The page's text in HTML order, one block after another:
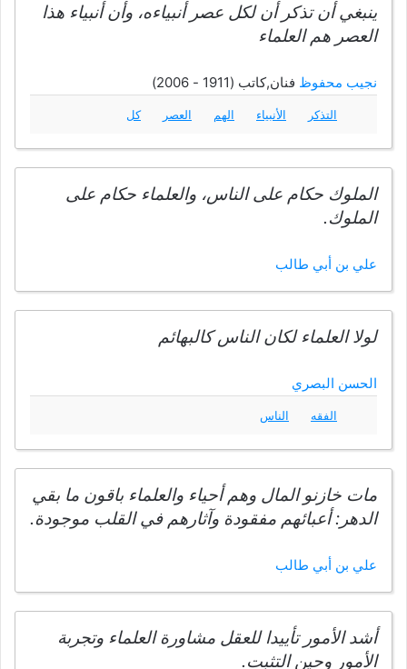
ينبغي أن تذكر أن لكل عصر أنبياءه، وأن أنبياء هذا
العصر هم العلماء
نجيب محفوظ فنان,كاتب (1911 - 2006)
التذكر الأنبياء الهم العصر كل
الملوك حكام على الناس، والعلماء حكام على
الملوك.
علي بن أبي طالب
لولا العلماء لكان الناس كالبهائم
الحسن البصري
الفقه الناس
مات خازنو المال وهم أحياء والعلماء باقون ما بقي
الدهر: أعبائهم مفقودة وآثارهم في القلب موجودة.
علي بن أبي طالب
أشد الأمور تأييدا للعقل مشاورة العلماء وتجربة
الأمور وحين التثبت.